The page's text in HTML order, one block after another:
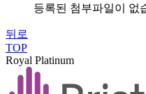
등록된 첨부파일이 없
뒤로
TOP
Royal Platinum